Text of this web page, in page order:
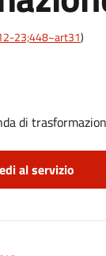
23;448~art31)
di
al servizio